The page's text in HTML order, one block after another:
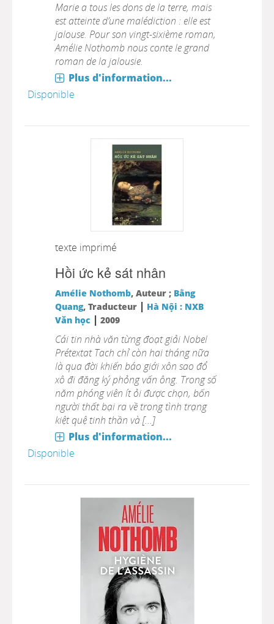
Marie a tous les dons de la terre, mais
est atteinte d’une malédiction : elle est
jalouse. Pour son vingt-sixième roman,
Amélie Nothomb nous conte le grand
roman de la jalousie.
Plus d'information...
Disponible
texte imprimé
Hồi ức kẻ sát nhân
Amélie Nothomb, Auteur ; Bằng
Quang, Traducteur | Hà Nội : NXB
Văn học | 2009
Cái tin nhà văn từng đoạt giải Nobel
Prétextat Tach chỉ còn hai tháng nữa
là qua đời khiến báo giới xôn sao đổ
xô đi đăng ký phỏng vấn ông. Trong số
năm phóng viên ít ỏi được chọn, bốn
người thất bại ra về trong tình trạng
kiệt quệ tinh thần và [...]
Plus d'information...
Disponible